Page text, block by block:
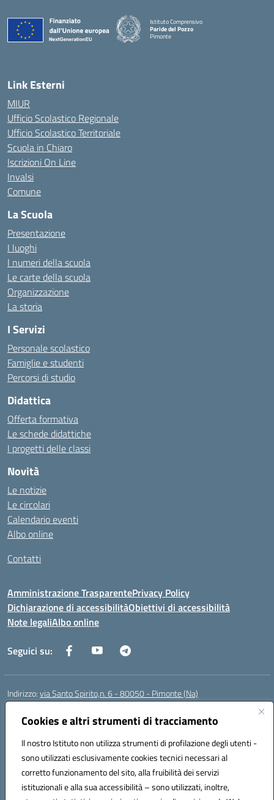
Cookies e altri strumenti di tracciamento
Il nostro Istituto non utilizza strumenti di profilazione degli utenti -
sono utilizzati esclusivamente cookies tecnici necessari al
corretto funzionamento del sito, alla fruibilità dei servizi
istituzionali e alla sua accessibilità – sono utilizzati, inoltre,
Istituto Comprensivo
Paride del Pozzo
Pimonte
Link Esterni
MIUR
Ufficio Scolastico Regionale
Ufficio Scolastico Territoriale
Scuola in Chiaro
Iscrizioni On Line
Invalsi
Comune
La Scuola
Presentazione
I luoghi
I numeri della scuola
Le carte della scuola
Organizzazione
La storia
I Servizi
Personale scolastico
Famiglie e studenti
Percorsi di studio
Didattica
Offerta formativa
Le schede didattiche
I progetti delle classi
Novità
Le notizie
Le circolari
Calendario eventi
Albo online
Contatti
Amministrazione TrasparentePrivacy Policy
Dichiarazione di accessibilitàObiettivi di accessibilità
Note legaliAlbo online
Seguici su:
Indirizzo:via Santo Spirito,n. 6 - 80050 - Pimonte (Na)
Centralino:
Posta elettronica certificata (PEC):naic86400x@pec.istruzione.it
Codice fiscale: 82008870634
Codice meccanografico:NAIC86400X
Codice Indice delle Pubbliche Amministrazioni (IPA): ISTSC_NAIC86400X
Codice unico di fatturazione (CUF): UF5NKX